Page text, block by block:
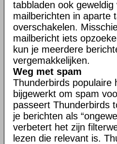
tabbladen ook
mailberichten in aparte
overschakelen.
mailbericht iets
kun je meerdere
vergemakkelijken.
Weg met spam
Thunderbirds populaire
bijgewerkt om spam
passeert Thunderbirds
je berichten als
verbetert het zijn
lezen die relevant is.